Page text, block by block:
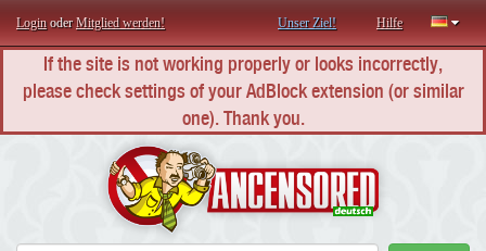
Login oderMitglied werden! Unser Ziel! Hilfe
If the site is not working properly or looks incorrectly,
please check settings of your AdBlock extension (or similar
one). Thank you.